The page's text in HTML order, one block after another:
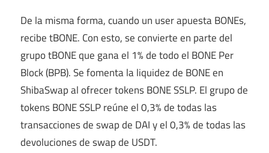
De la misma forma, cuando un user apuesta BONEs,
recibe tBONE. Con esto, se convierte en parte del
grupo tBONE que gana el 1% de todo el BONE Per
Block (BPB). Se fomenta la liquidez de BONE en
ShibaSwap al ofrecer tokens BONE SSLP. El grupo de
tokens BONE SSLP reúne el 0,3% de todas las
transacciones de swap de DAI y el 0,3% de todas las
devoluciones de swap de USDT.